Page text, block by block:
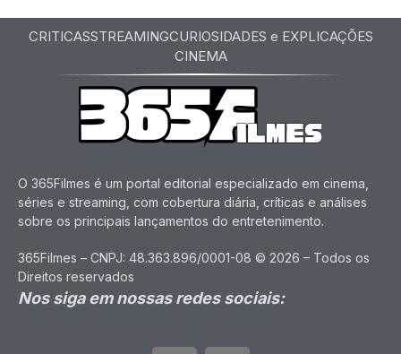
CRITICASSTREAMINGCURIOSIDADES e EXPLICAÇÕES
CINEMA
O 365Filmes é um portal editorial especializado em cinema,
séries e streaming, com cobertura diária, críticas e análises
sobre os principais lançamentos do entretenimento.
365Filmes – CNPJ: 48.363.896/0001-08 © 2026 – Todos os
Direitos reservados
Nos siga em nossas redes sociais: